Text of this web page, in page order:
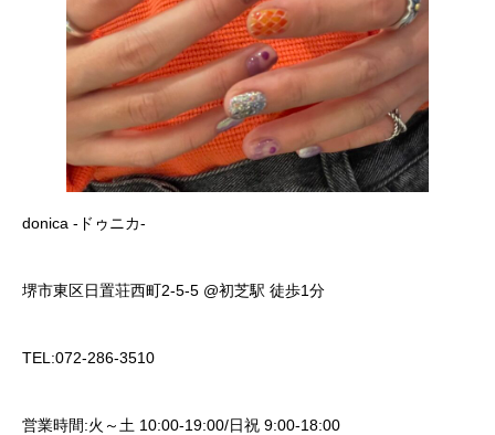
donica -ドゥニカ-
堺市東区日置荘西町2-5-5 @初芝駅 徒歩1分
TEL:072-286-3510
営業時間:火～土 10:00-19:00/日祝 9:00-18:00